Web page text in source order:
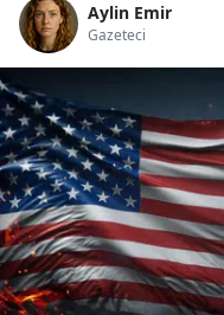
Aylin Emir
Gazeteci